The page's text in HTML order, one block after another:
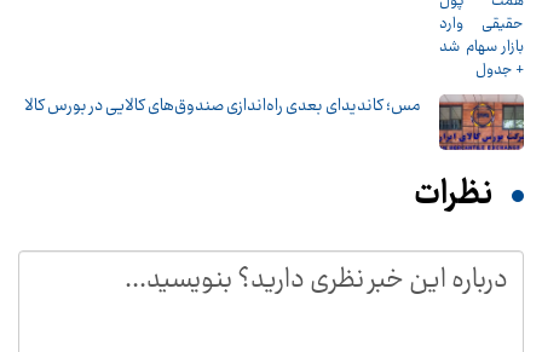
مس؛ کاندیدای بعدی راه‌اندازی صندوق‌های کالایی در بورس کالا
نظرات